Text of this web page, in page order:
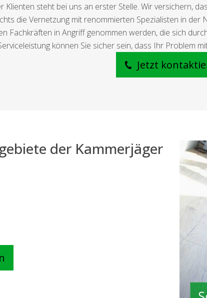
Klienten steht bei uns an erster Stelle. Wir versichern,
die Vernetzung mit renommierten Spezialisten in
Fachkräften in Angriff genommen werden, die sich
können Sie sicher sein, dass Ihr Problem
Jetzt
der Kammerjäger